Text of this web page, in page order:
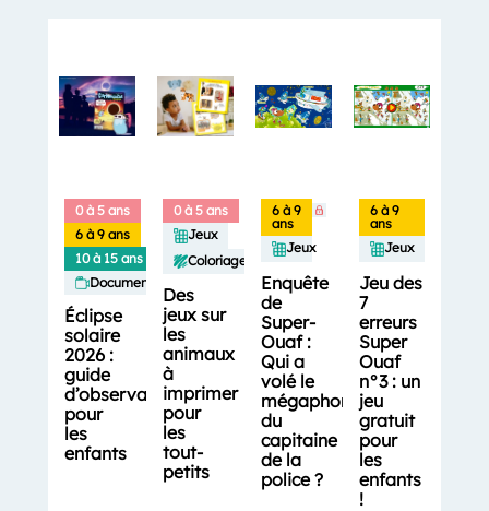
0 à 5 ans
6 à 9 ans
10 à 15 ans
Documentaires
Éclipse
solaire
2026 :
guide
d’observation
pour
les
enfants
0 à 5 ans
Jeux
Coloriages
Des
jeux sur
les
animaux
à
imprimer
pour
les
tout-
petits
6 à 9
ans
Jeux
Enquête
de
Super-
Ouaf :
Qui a
volé le
mégaphone
du
capitaine
de la
police ?
6 à 9
ans
Jeux
Jeu des
7
erreurs
Super
Ouaf
n°3 : un
jeu
gratuit
pour
les
enfants
!